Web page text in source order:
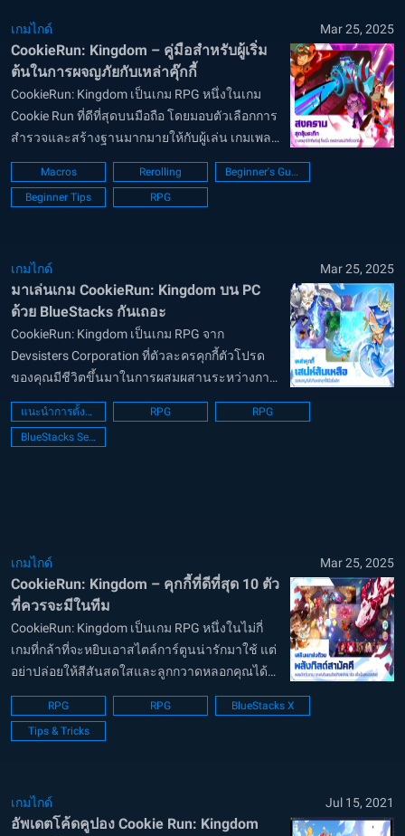
เกมไกด์ Mar 25, 2025
CookieRun: Kingdom – คู่มือสำหรับผู้เริ่ม
ต้นในการผจญภัยกับเหล่าคุ๊กกี้
CookieRun: Kingdom เป็นเกม RPG หนึ่งในเกม
Cookie Run ที่ดีที่สุดบนมือถือ โดยมอบตัวเลือกการ
สำรวจและสร้างฐานมากมายให้กับผู้เล่น เกมเพลย์
หลักนั้นชวนให้นึกถึงเกม JRPG ยุคเก่าๆ มากขึ้น
ซึ่งคุณจะต้องสร้างทีมคุกกี้ที่แข็งแกร่งและเผชิญกับ
ความท้าทายอันน่าสะพร...
Macros Rerolling
Beginner's Guide
Beginner Tips
RPG
เกมไกด์ Mar 25, 2025
มาเล่นเกม CookieRun: Kingdom บน PC
ด้วย BlueStacks กันเถอะ
CookieRun: Kingdom เป็นเกม RPG จาก
Devsisters Corporation ที่ตัวละครคุกกี้ตัวโปรด
ของคุณมีชีวิตขึ้นมาในการผสมผสานระหว่างการ
สร้างอาณาจักร การเล่าเรื่องที่ยิ่งใหญ่ และการ
ต่อสู้แบบ RPG เชิงกลยุทธ์ เข้าร่วมกับ
GingerBrave และเพื่อนคุกกี้ของเขาในการเดิน
แนะนำการตั้งค่า PC RPG
RPG
BlueStacks Setup
เกมไกด์ Mar 25, 2025
CookieRun: Kingdom – คุกกี้ที่ดีที่สุด 10 ตัว
ที่ควรจะมีในทีม
CookieRun: Kingdom เป็นเกม RPG หนึ่งในไม่กี่
เกมที่กล้าที่จะหยิบเอาสไตล์การ์ตูนน่ารักมาใช้ แต่
อย่าปล่อยให้สีสันสดใสและลูกกวาดหลอกคุณได้
เพราะการต่อสู้ในเกมนั้นโหดร้ายมาก แม้ว่าจะมี
คุกกี้จำนวนมากที่กลายมาเป็นตัวหลักในปาร์ตี้ของ
คุณ แต่ด้วยรูปแบบการต่อสู...
RPG RPG
BlueStacks X
Tips & Tricks
เกมไกด์ Jul 15, 2021
อัพเดตโค้ดคูปอง Cookie Run: Kingdom